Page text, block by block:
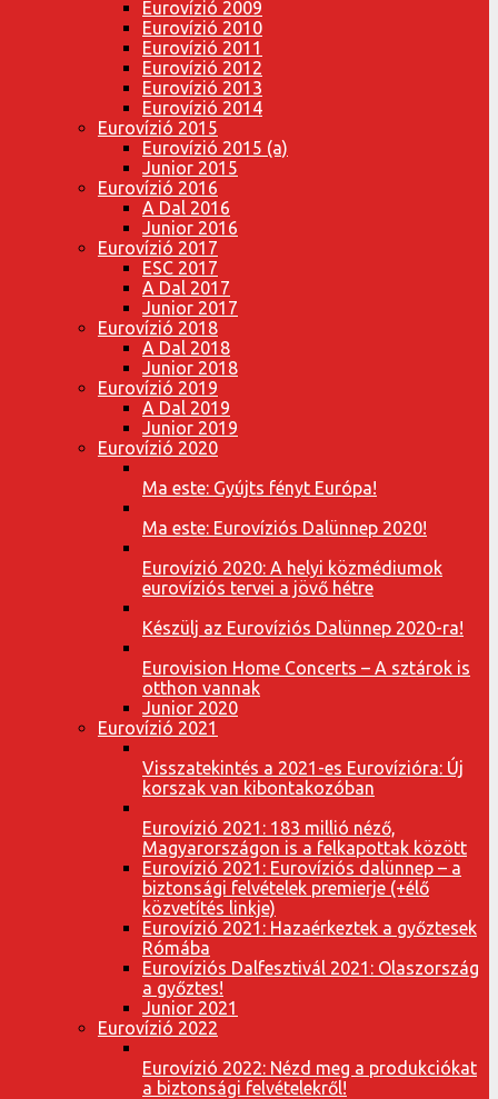
Eurovízió 2009
Eurovízió 2010
Eurovízió 2011
Eurovízió 2012
Eurovízió 2013
Eurovízió 2014
Eurovízió 2015
Eurovízió 2015 (a)
Junior 2015
Eurovízió 2016
A Dal 2016
Junior 2016
Eurovízió 2017
ESC 2017
A Dal 2017
Junior 2017
Eurovízió 2018
A Dal 2018
Junior 2018
Eurovízió 2019
A Dal 2019
Junior 2019
Eurovízió 2020
Ma este: Gyújts fényt Európa!
Ma este: Eurovíziós Dalünnep 2020!
Eurovízió 2020: A helyi közmédiumok
eurovíziós tervei a jövő hétre
Készülj az Eurovíziós Dalünnep 2020-ra!
Eurovision Home Concerts – A sztárok is
otthon vannak
Junior 2020
Eurovízió 2021
Visszatekintés a 2021-es Eurovízióra: Új
korszak van kibontakozóban
Eurovízió 2021: 183 millió néző,
Magyarországon is a felkapottak között
Eurovízió 2021: Eurovíziós dalünnep – a
biztonsági felvételek premierje (+élő
közvetítés linkje)
Eurovízió 2021: Hazaérkeztek a győztesek
Rómába
Eurovíziós Dalfesztivál 2021: Olaszország
a győztes!
Junior 2021
Eurovízió 2022
Eurovízió 2022: Nézd meg a produkciókat
a biztonsági felvételekről!